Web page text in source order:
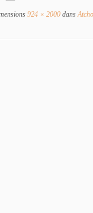
924 × 2000 dans